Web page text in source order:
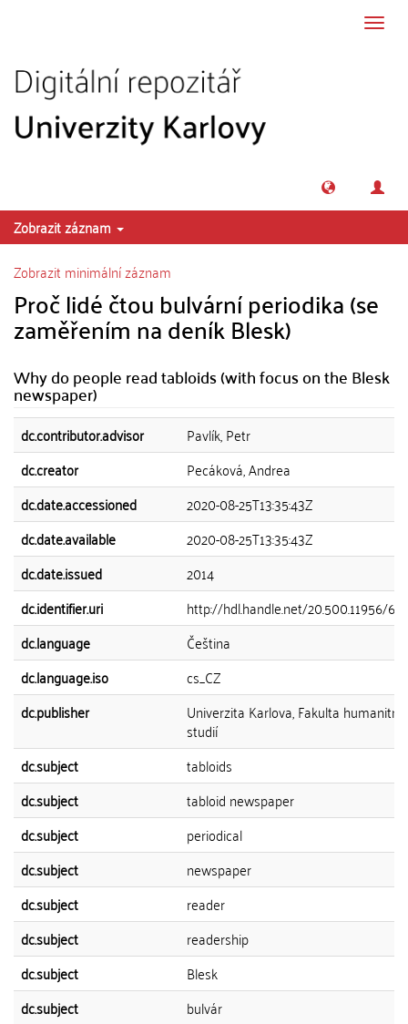
Zobrazit záznam
Zobrazit minimální záznam
Proč lidé čtou bulvární periodika (se
zaměřením na deník Blesk)
Why do people read tabloids (with focus on the Blesk
newspaper)
dc.contributor.advisor
Pavlík, Petr
dc.creator
Pecáková, Andrea
dc.date.accessioned
2020-08-25T13:35:43Z
dc.date.available
2020-08-25T13:35:43Z
dc.date.issued
2014
dc.identifier.uri
http://hdl.handle.net/20.500.11956/
dc.language
Čeština
dc.language.iso
cs_CZ
dc.publisher
Univerzita Karlova, Fakulta
studií
dc.subject
tabloids
dc.subject
tabloid newspaper
dc.subject
periodical
dc.subject
newspaper
dc.subject
reader
dc.subject
readership
dc.subject
Blesk
dc.subject
bulvár